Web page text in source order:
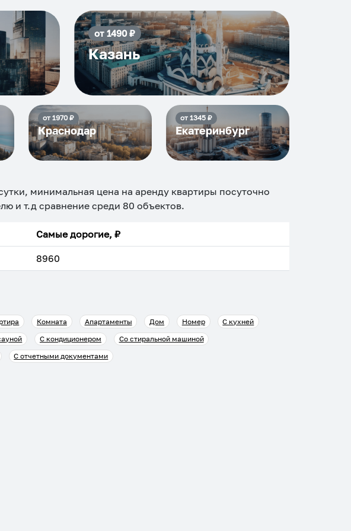
от1490₽
Казань
от 1970₽
Краснодар
от 1345₽
Екатеринбург
минимальная цена на аренду квартиры посуточно
и т.д сравнение среди 80 объектов.
Самые дорогие, ₽
8960
Комната Апартаменты Дом Номер
С кухней
С кондиционером
Со стиральной машиной
С отчетными документами